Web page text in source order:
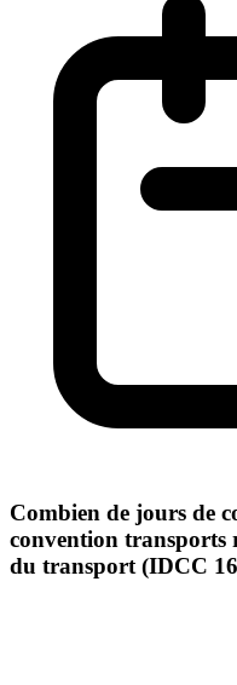
Combien de jours de
convention transports
du transport (IDCC